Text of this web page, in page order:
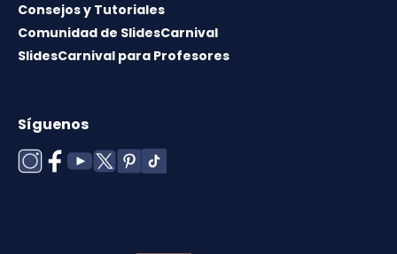
Consejos y Tutoriales
Comunidad de SlidesCarnival
SlidesCarnival para Profesores
Síguenos